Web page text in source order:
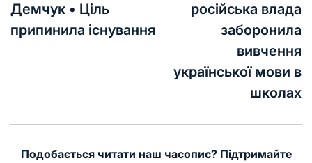
Демчук • Ціль
припинила існування
російська влада
заборонила
вивчення
української мови в
школах
Подобається читати наш часопис? Підтримайте